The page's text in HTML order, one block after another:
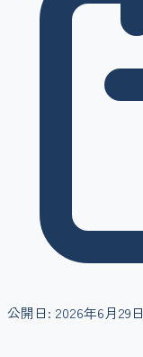
公開日: 2026年6月29日